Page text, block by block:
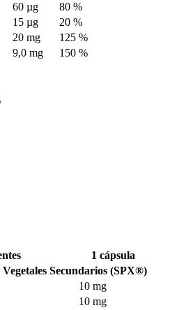
60 µg
80 %
15 µg
20 %
20 mg
125 %
9,0 mg
150 %
1 cápsula
Secundarios (SPX®)
10 mg
10 mg